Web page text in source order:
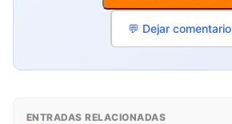
💬 Dejar comentario
ENTRADAS RELACIONADAS